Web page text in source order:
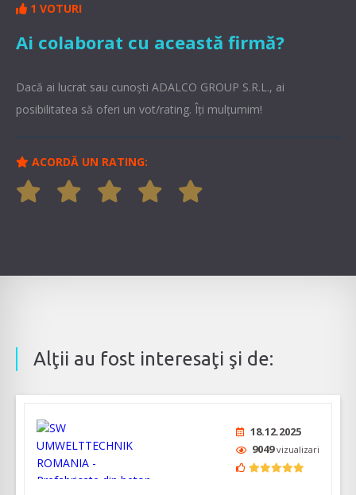
1 VOTURI
Ai colaborat cu această firmă?
Dacă ai lucrat sau cunoşti ADALCO GROUP S.R.L., ai
posibilitatea să oferi un vot/rating. Îți mulțumim!
ACORDĂ UN RATING:
Alţii au fost interesaţi şi de:
18.12.2025
9049vizualizari